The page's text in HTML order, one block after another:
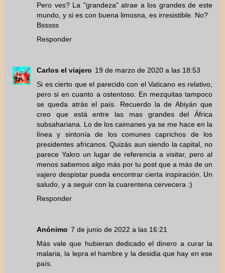
Pero ves? La "grandeza" atrae a los grandes de este
mundo, y si es con buena limosna, es irresistible. No?
Bsssss
Responder
Carlos el viajero 19 de marzo de 2020 a las 18:53
Si es cierto que el parecido con el Vaticano es relativo,
pero si en cuanto a ostentoso. En mezquitas tampoco
se queda atrás el país. Recuerdo la de Abiyán que
creo que está entre las mas grandes del África
subsahariana. Lo de los caimanes ya se me hace en la
línea y sintonía de los comunes caprichos de los
presidentes africanos. Quizás aun siendo la capital, no
parece Yakro un lugar de referencia a visitar, pero al
menos sabemos algo más por tu post que a más de un
vajero despistar pueda encontrar cierta inspiración. Un
saludo, y a seguir con la cuarentena cervecera :)
Responder
Anónimo 7 de junio de 2022 a las 16:21
Más vale que hubieran dedicado el dinero a curar la
malaria, la lepra el hambre y la desidia que hay en ese
país.